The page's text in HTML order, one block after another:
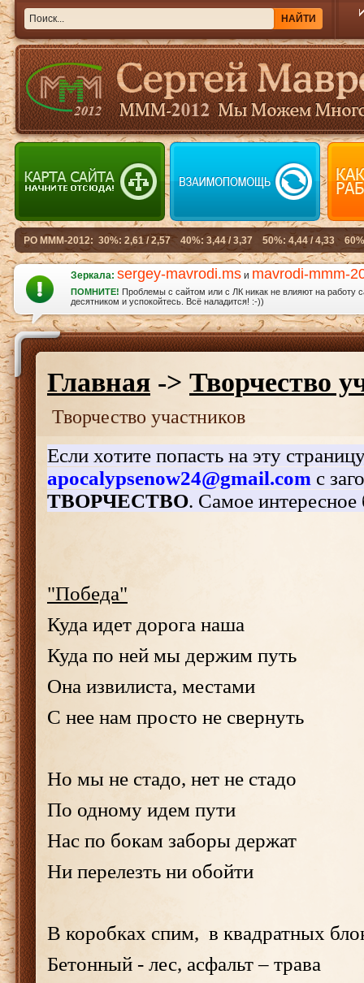
Зеркала: sergey-mavrodi.ms и mavrodi-mmm-
ПОМНИТЕ! Проблемы с сайтом или с ЛК никак не влияют на работу
десятником и успокойтесь. Всё наладится! :-))
Главная -> Творчество
Творчество участников
Если хотите попасть на эту
apocalypsenow24@gmail.com с
ТВОРЧЕСТВО. Самое интересное
"Победа"
Куда идет дорога наша
Куда по ней мы держим путь
Она извилиста, местами
С нее нам просто не свернуть
Но мы не стадо, нет не стадо
По одному идем пути
Нас по бокам заборы держат
Ни перелезть ни обойти
В коробках спим, в квадратных
Бетонный - лес, асфальт – трава